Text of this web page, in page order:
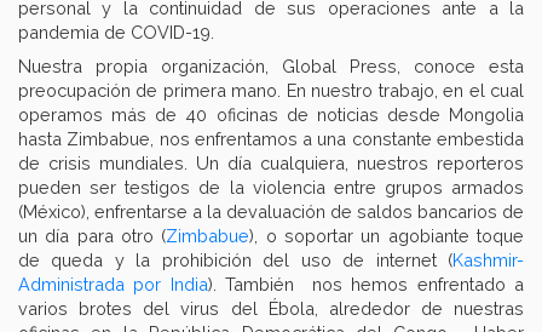
personal y la continuidad de sus operaciones ante a la
pandemia de COVID-19.
Nuestra propia organización, Global Press, conoce esta
preocupación de primera mano. En nuestro trabajo, en el cual
operamos más de 40 oficinas de noticias desde Mongolia
hasta Zimbabue, nos enfrentamos a una constante embestida
de crisis mundiales. Un día cualquiera, nuestros reporteros
pueden ser testigos de la violencia entre grupos armados
(México), enfrentarse a la devaluación de saldos bancarios de
un día para otro (Zimbabue), o soportar un agobiante toque
de queda y la prohibición del uso de internet (Kashmir-
Administrada por India). También nos hemos enfrentado a
varios brotes del virus del Ébola, alrededor de nuestras